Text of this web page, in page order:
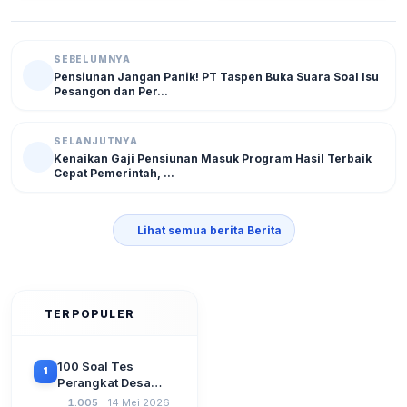
SEBELUMNYA
Pensiunan Jangan Panik! PT Taspen Buka Suara Soal Isu
Pesangon dan Per...
SELANJUTNYA
Kenaikan Gaji Pensiunan Masuk Program Hasil Terbaik
Cepat Pemerintah, ...
Lihat semua berita Berita
TERPOPULER
1
100 Soal Tes
Perangkat Desa
Terbaru 2026
1.005 14 Mei 2026